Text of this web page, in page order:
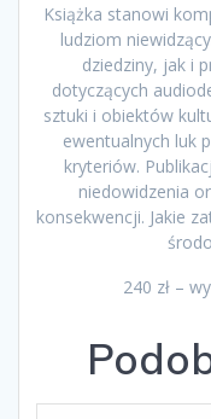
Książka stanowi
ludziom
dziedziny, jak i
dotyczących
sztuki i obiektów
ewentualnych luk
kryteriów.
niedowidzenia
konsekwencji. Jakie
240 zł –